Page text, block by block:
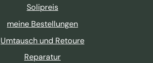
Solipreis
meine Bestellungen
Umtausch und Retoure
Reparatur